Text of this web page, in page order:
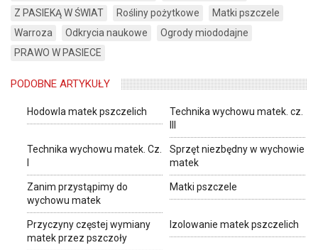
Z PASIEKĄ W ŚWIAT
Rośliny pożytkowe
Matki pszczele
Warroza
Odkrycia naukowe
Ogrody miododajne
PRAWO W PASIECE
PODOBNE ARTYKUŁY
Hodowla matek pszczelich
Technika wychowu matek. cz.
Technika wychowu matek. Cz.
Sprzęt niezbędny w wychowie
matek
Zanim przystąpimy do
wychowu matek
Matki pszczele
Przyczyny częstej wymiany
matek przez pszczoły
Izolowanie matek pszczelich